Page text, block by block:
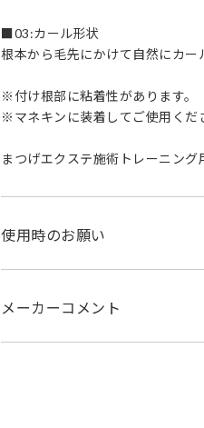
■03:カール形状
根本から毛先にかけて自然にカー
※付け根部に粘着性があります。
※マネキンに装着してご使用くだ
まつげエクステ施術トレーニング
使用時のお願い
メーカーコメント